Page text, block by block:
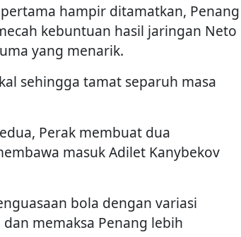
hampir ditamatkan, Penang
kebuntuan hasil jaringan Neto
yang menarik.
sehingga tamat separuh masa
Perak membuat dua
masuk Adilet Kanybekov
bola dengan variasi
memaksa Penang lebih